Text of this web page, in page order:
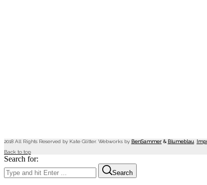
2018 All Rights Reserved by Kate Glitter. Webworks by BenSammer & Blumeblau
Back to top
Search for:
Search